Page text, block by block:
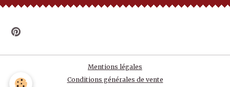
Mentions légales
Conditions générales de vente